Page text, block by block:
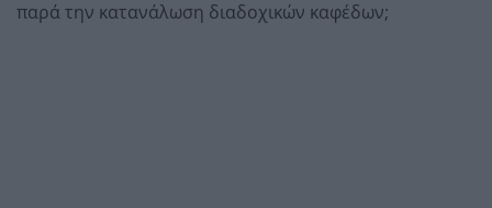
παρά την κατανάλωση διαδοχικών καφέδων;